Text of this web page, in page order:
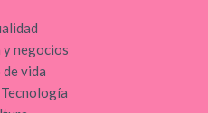
y negocios
vida